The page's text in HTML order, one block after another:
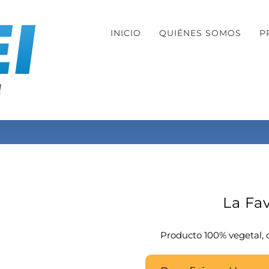
INICIO QUIÉNES SOMOS
La
Producto 100%